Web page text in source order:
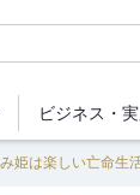
ビジネス ・